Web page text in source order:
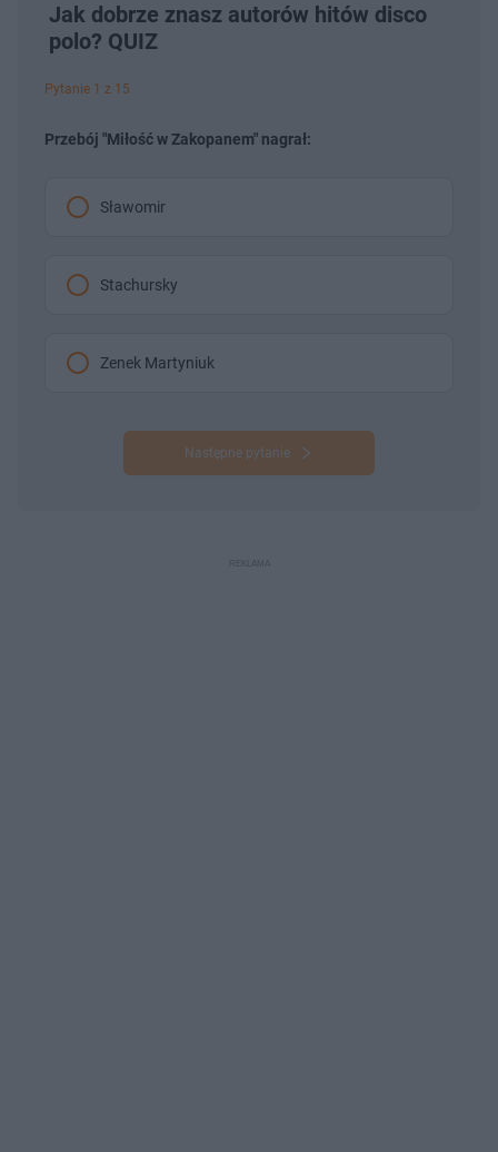
Jak dobrze znasz autorów hitów disco
polo? QUIZ
Pytanie 1 z 15
Przebój "Miłość w Zakopanem" nagrał:
Sławomir
Stachursky
Zenek Martyniuk
Następne pytanie